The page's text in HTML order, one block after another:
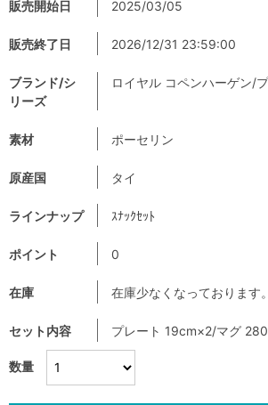
数量
販売開始日 2025/03/05
販売終了日 2026/12/31 23:59:00
ブランド/シ
リーズ
ロイヤル コペンハーゲン/
素材 ポーセリン
原産国 タイ
ラインナップ ｽﾅｯｸｾｯﾄ
ポイント 0
在庫 在庫少なくなっております。
セット内容 プレート 19cm×2/マグ